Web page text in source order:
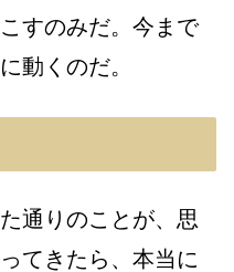
すのみだ。今まで
動くのだ。
通りのことが、思
てきたら、本当に